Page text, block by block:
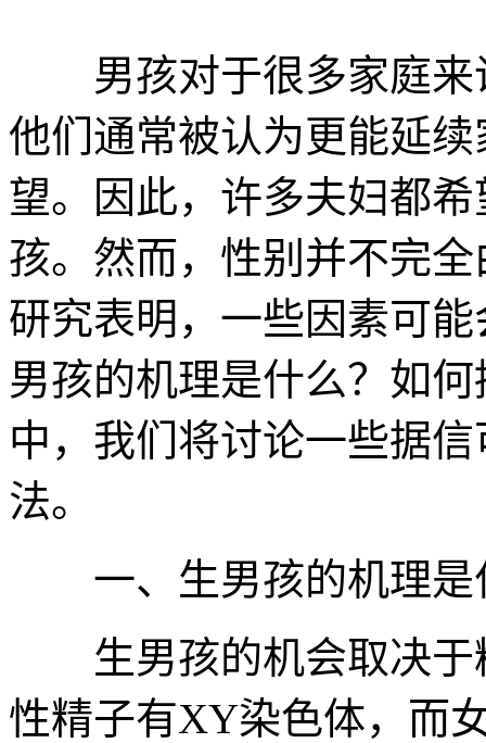
男孩对于很多家庭来
他们通常被认为更能延
望。因此，许多夫妇都
孩。然而，性别并不完
研究表明，一些因素可
男孩的机理是什么？如
中，我们将讨论一些据
法。
一、生男孩的机理是
生男孩的机会取决于
性精子有XY染色体，而